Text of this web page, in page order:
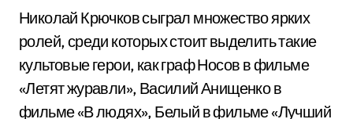
Николай Крючков сыграл множество ярких
ролей, среди которых стоит выделить такие
культовые герои, как граф Носов в фильме
«Летят журавли», Василий Анищенко в
фильме «В людях», Белый в фильме «Лучший